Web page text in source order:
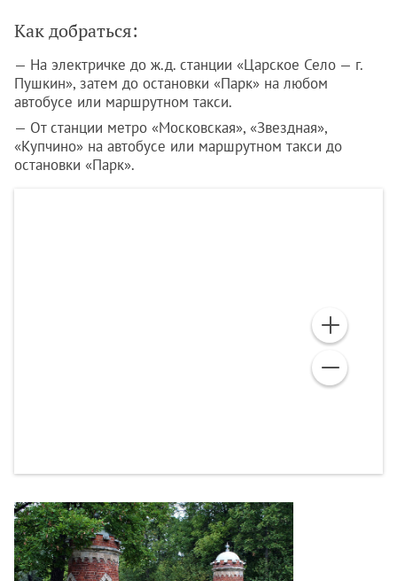
Как добраться:
— На электричке до ж.д. станции «Царское Село — г.
Пушкин», затем до остановки «Парк» на любом
автобусе или маршрутном такси.
— От станции метро «Московская», «Звездная»,
«Купчино» на автобусе или маршрутном такси до
остановки «Парк».